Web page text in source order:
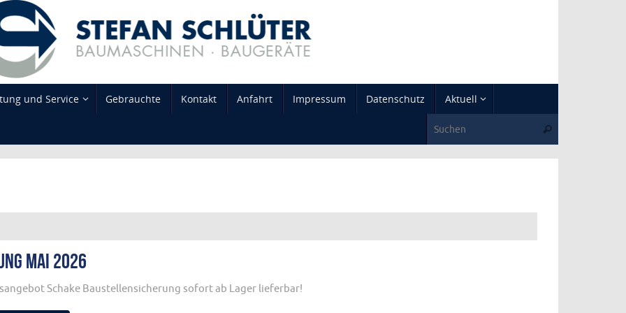
und Service Gebrauchte Kontakt Anfahrt Impressum Datenschutz
Aktuell
Suchen
Mai 2026
Schake Baustellensicherung sofort ab Lager lieferbar!